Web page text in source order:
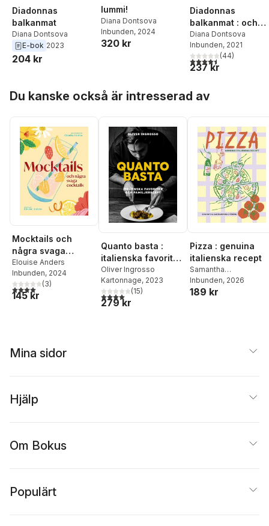
Diadonnas
balkanmat
Diana Dontsova
E-bok 2023
204 kr
Iummi!
Diana Dontsova
Inbunden, 2024
320 kr
Diadonnas
balkanmat : och
livet kring det
dukade bordet
Diana Dontsova
Inbunden, 2021
4,5utav 5 stjärnor.
(44)
237 kr
Du kanske också är intresserad av
Mocktails och
några svaga
cocktails
Elouise Anders
Inbunden, 2024
4,0utav 5 stjärnor. Totalt antal röster:
(3)
145 kr
Quanto basta :
italienska favoriter
och familjerecept
Oliver Ingrosso
Kartonnage, 2023
4,0utav 5 stjärnor. Totalt antal röster:
(15)
279 kr
Pizza : genuina
italienska recept
Samantha
Santambrogio-Öberg
Inbunden, 2026
189 kr
Mina sidor
Hjälp
Om Bokus
Populärt